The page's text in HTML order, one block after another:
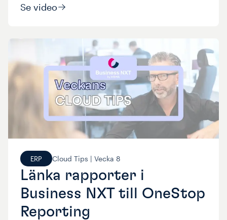
Se video
ERP Cloud Tips | Vecka 8
Länka rapporter i
Business NXT till OneStop
Reporting